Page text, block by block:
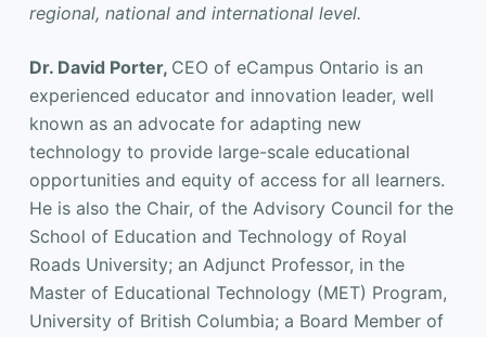
regional, national and international level.
Dr. David Porter, CEO of eCampus Ontario is an
experienced educator and innovation leader, well
known as an advocate for adapting new
technology to provide large-scale educational
opportunities and equity of access for all learners.
He is also the Chair, of the Advisory Council for the
School of Education and Technology of Royal
Roads University; an Adjunct Professor, in the
Master of Educational Technology (MET) Program,
University of British Columbia; a Board Member of